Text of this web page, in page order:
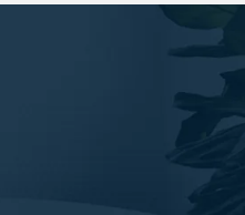
מאמרים
צור